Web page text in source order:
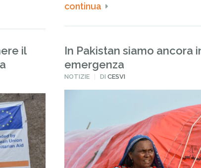
continua
il
In Pakistan siamo ancora
emergenza
PUBBLICATO
NOTIZIE DICESVI